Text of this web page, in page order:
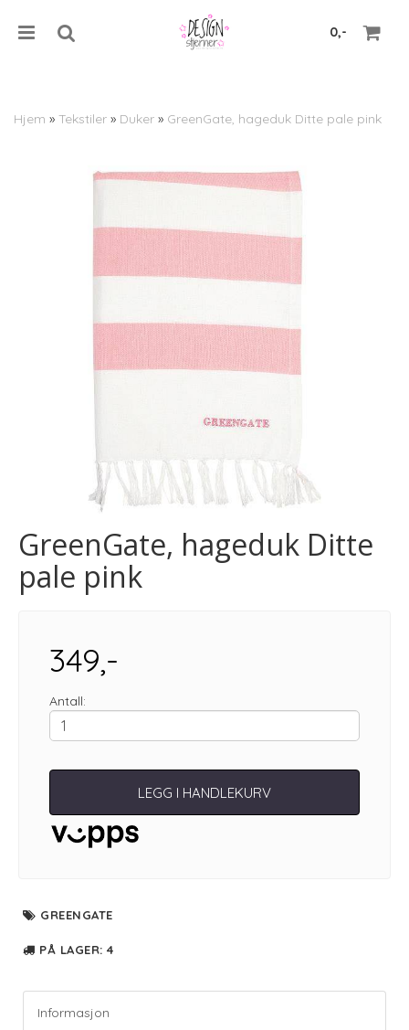
0,-
Hjem » Tekstiler » Duker » GreenGate, hageduk Ditte pale pink
GreenGate, hageduk Ditte
pale pink
349,-
Antall:
LEGG I HANDLEKURV
GREENGATE
PÅ LAGER: 4
Informasjon